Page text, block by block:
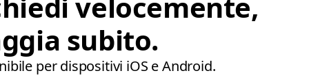
subito.
per dispositivi iOS e Android.